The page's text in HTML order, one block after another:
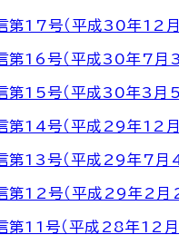
第17号（平成30年12
第16号（平成30年7
第15号（平成30年3
第14号（平成29年12
第13号（平成29年7月
第12号（平成29年2
第11号（平成28年12